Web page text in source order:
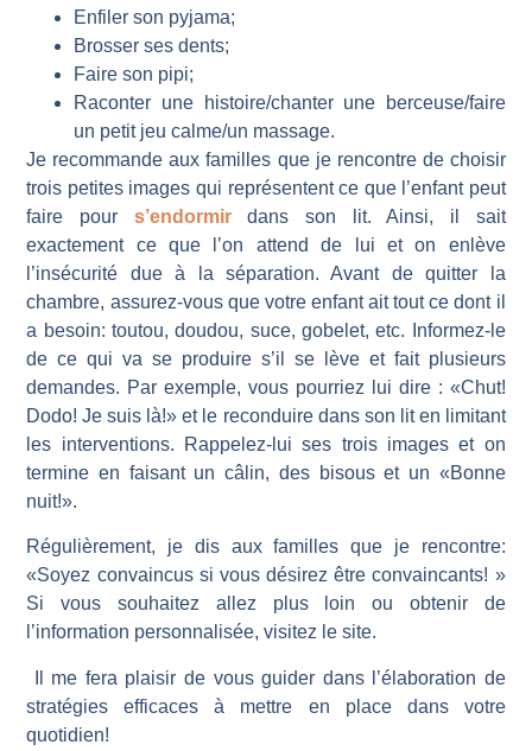
Enfiler son pyjama;
Brosser ses dents;
Faire son pipi;
Raconter une histoire/chanter une berceuse/faire
un petit jeu calme/un massage.
Je recommande aux familles que je rencontre de choisir
trois petites images qui représentent ce que l’enfant peut
faire pour s’endormirdans son lit. Ainsi, il sait
exactement ce que l’on attend de lui et on enlève
l’insécurité due à la séparation. Avant de quitter la
chambre, assurez-vous que votre enfant ait tout ce dont il
a besoin: toutou, doudou, suce, gobelet, etc. Informez-le
de ce qui va se produire s’il se lève et fait plusieurs
demandes. Par exemple, vous pourriez lui dire : «Chut!
Dodo! Je suis là!» et le reconduire dans son lit en limitant
les interventions. Rappelez-lui ses trois images et on
termine en faisant un câlin, des bisous et un «Bonne
nuit!».
Régulièrement, je dis aux familles que je rencontre:
«Soyez convaincus si vous désirez être convaincants! »
Si vous souhaitez allez plus loin ou obtenir de
l’information personnalisée, visitez le site.
Il me fera plaisir de vous guider dans l’élaboration de
stratégies efficaces à mettre en place dans votre
quotidien!